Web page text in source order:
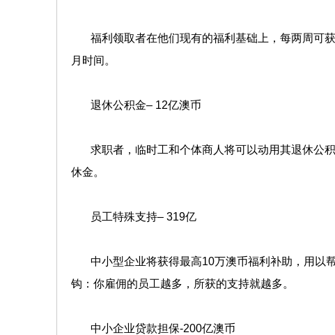
福利领取者在他们现有的福利基础上，每两周可
月时间。
退休公积金– 12亿澳币
求职者，临时工和个体商人将可以动用其退休公
休金。
员工特殊支持– 319亿
中小型企业将获得最高10万澳币福利补助，用以
钩：你雇佣的员工越多，所获的支持就越多。
中小企业贷款担保-200亿澳币